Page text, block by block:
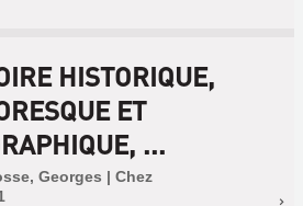
HISTORIQUE,
ET
...
Georges | Chez